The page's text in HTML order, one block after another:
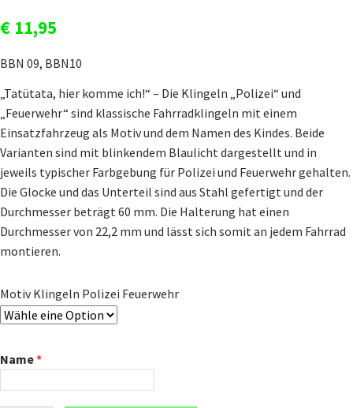
€ 11,95
BBN 09, BBN10
„Tatütata, hier komme ich!“ – Die Klingeln „Polizei“ und
„Feuerwehr“ sind klassische Fahrradklingeln mit einem
Einsatzfahrzeug als Motiv und dem Namen des Kindes. Beide
Varianten sind mit blinkendem Blaulicht dargestellt und in
jeweils typischer Farbgebung für Polizei und Feuerwehr gehalten.
Die Glocke und das Unterteil sind aus Stahl gefertigt und der
Durchmesser beträgt 60 mm. Die Halterung hat einen
Durchmesser von 22,2 mm und lässt sich somit an jedem Fahrrad
montieren.
Motiv Klingeln Polizei Feuerwehr
Name